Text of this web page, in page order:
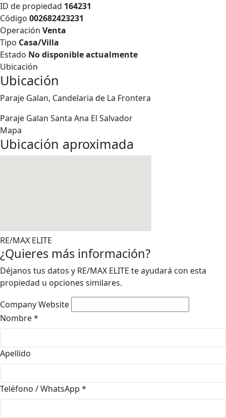
ID de propiedad 164231
Código 002682423231
Operación Venta
Tipo Casa/Villa
Estado No disponible actualmente
Ubicación
Ubicación
Paraje Galan, Candelaria de La Frontera
Paraje Galan Santa Ana El Salvador
Mapa
Ubicación aproximada
RE/MAX ELITE
¿Quieres más información?
Déjanos tus datos y RE/MAX ELITE te ayudará con esta
propiedad u opciones similares.
Company Website
Nombre*
Apellido
Teléfono / WhatsApp *